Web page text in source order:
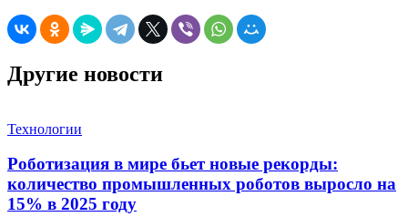
Другие новости
Технологии
Роботизация в мире бьет новые рекорды:
количество промышленных роботов выросло на
15% в 2025 году